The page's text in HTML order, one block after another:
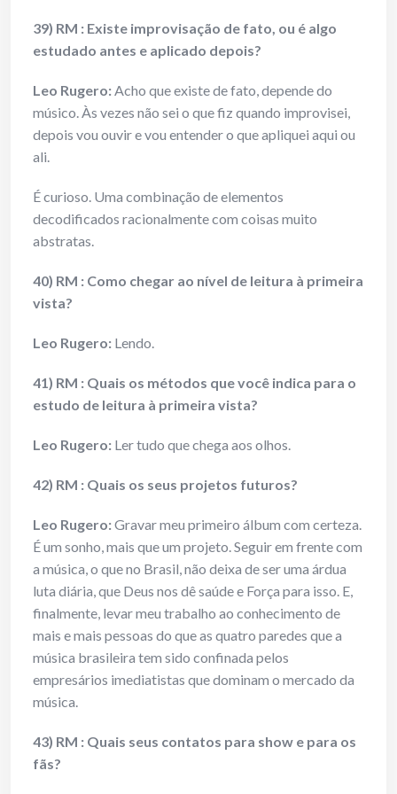
39) RM : Existe improvisação de fato, ou é algo
estudado antes e aplicado depois?
Leo Rugero:Acho que existe de fato, depende do
músico. Às vezes não sei o que fiz quando improvisei,
depois vou ouvir e vou entender o que apliquei aqui ou
ali.
É curioso. Uma combinação de elementos
decodificados racionalmente com coisas muito
abstratas.
40) RM : Como chegar ao nível de leitura à primeira
vista?
Leo Rugero: Lendo.
41) RM : Quais os métodos que você indica para o
estudo de leitura à primeira vista?
Leo Rugero: Ler tudo que chega aos olhos.
42) RM : Quais os seus projetos futuros?
Leo Rugero:Gravar meu primeiro álbum com certeza.
É um sonho, mais que um projeto. Seguir em frente com
a música, o que no Brasil, não deixa de ser uma árdua
luta diária, que Deus nos dê saúde e Força para isso. E,
finalmente, levar meu trabalho ao conhecimento de
mais e mais pessoas do que as quatro paredes que a
música brasileira tem sido confinada pelos
empresários imediatistas que dominam o mercado da
música.
43) RM : Quais seus contatos para show e para os
fãs?